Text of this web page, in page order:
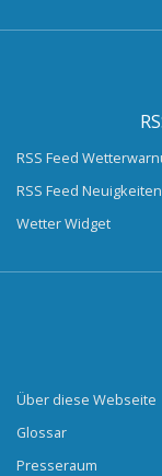
RSS Feed
RSS Feed Neuigkeiten
Wetter Widget
Über diese Webseite
Glossar
Presseraum